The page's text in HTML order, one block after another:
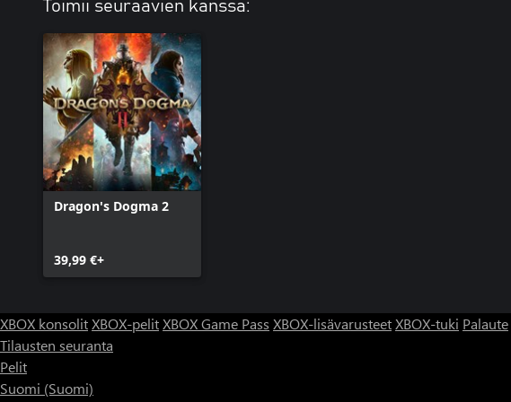
Toimii seuraavien kanssa:
Dragon's Dogma 2
39,99 €+
XBOX konsolitXBOX-pelitXBOX Game Pass XBOX-lisävarusteetXBOX-tuki Palaute
Tilausten seuranta
Pelit
Suomi (Suomi)